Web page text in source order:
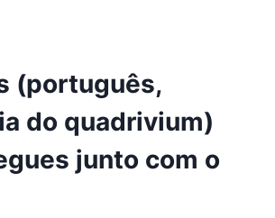
(português,
do quadrivium)
junto com o